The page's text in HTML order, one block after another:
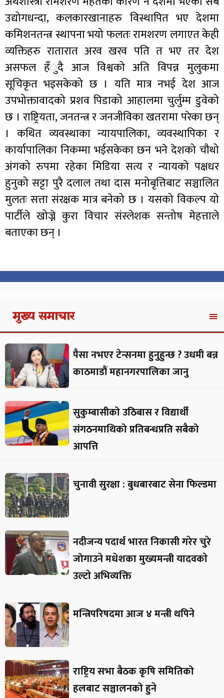
उद्योगधन्दा, कलकारखानाहरु विस्थापित भए देशमा
कमिशनतन्त्र स्थापना भयो फलतः रामशरण लगाएत केही
व्यक्तिहरु रातारात अरव खरव पति त भए तर देश
असफल हँुदै आज विश्वको अति विपन्न मुलुकमा
सूचिकृत भइसकेको छ । यति मात्र नभई देश आज
उपभोक्तावादको प्रशव पिडाको आहालमा चुर्लुम्म डुवेको
छ । राष्ट्रियता, जनतन्त्र र जनजीविका खतरामा परेका छन्
। कथित व्यवस्थाका न्यायपालिका, व्यवस्थापिका र
कार्यापालिका निकम्मा भईसकेका छन भने देशको चौथो
अंगको रुपमा रहेका मिडिया सत्य र न्यायको पक्षधर
हुनुको सट्टा पुरै दलाल तथा दास मनोबृत्तिबाट सञ्चालित
मुलतः सत्ता संरक्षक मात्र बनेको छ । यसको विकल्प यो
पार्टीले खोज्ने कुरा विचार संस्लेशक सन्तोष मेहत्ताले
बताएका छन् ।
मुख्य समाचार
पैसा नभएर टेन्सनमा हुनुहुन्छ ? उधमी बन्न
काठमाडौं महानगरपालिका जानु
सुकुम्बासीको उठिबास र विद्यार्थी
संगठनमाथिको प्रतिबन्धप्रति सबैको
आपत्ति
चुनावी सुरक्षा : बुधबारबाट सेना फिल्डमा
नदीजन्य पदार्थ भारत निकासी गरेर चुरे
जोगाउने मधेशका मुख्यमन्त्री यादवकाे
उल्टाे अभिव्यक्ति
मन्त्रिपरिषदमा आज ४ मन्त्री थपिने
राष्ट्रिय सभा बैठक कृषि समितिको
हलबाट सञ्चालनको हुने